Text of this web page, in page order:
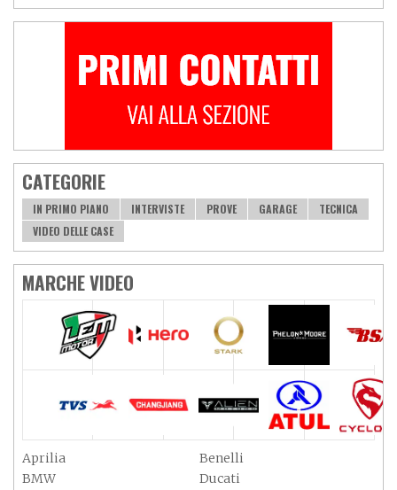
CATEGORIE
IN PRIMO PIANO INTERVISTE PROVE GARAGE
TECNICA
VIDEO DELLE CASE
MARCHE VIDEO
Aprilia
Benelli
BMW
Ducati